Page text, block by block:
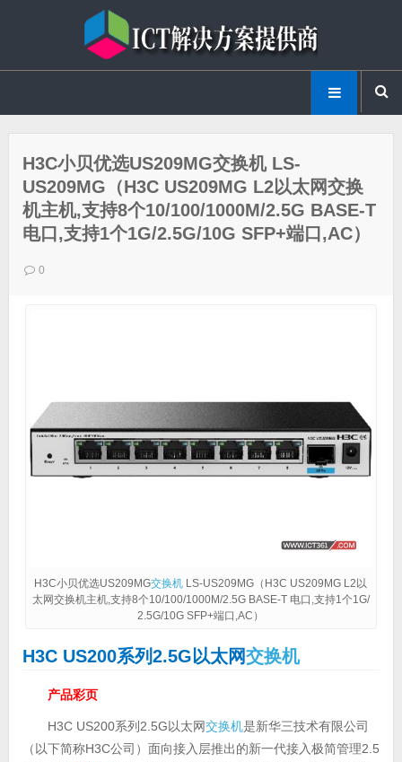
H3C小贝优选US209MG交换机 LS-
US209MG（H3C US209MG L2以太网交换
机主机,支持8个10/100/1000M/2.5G BASE-T
电口,支持1个1G/2.5G/10G SFP+端口,AC）
0
H3C小贝优选US209MG交换机 LS-US209MG（H3C US209MG L2以
太网交换机主机,支持8个10/100/1000M/2.5G BASE-T 电口,支持1个1G/
2.5G/10G SFP+端口,AC）
H3C US200系列2.5G以太网交换机
产品彩页
H3C US200系列2.5G以太网交换机是新华三技术有限公司
（以下简称H3C公司）面向接入层推出的新一代接入极简管理2.5